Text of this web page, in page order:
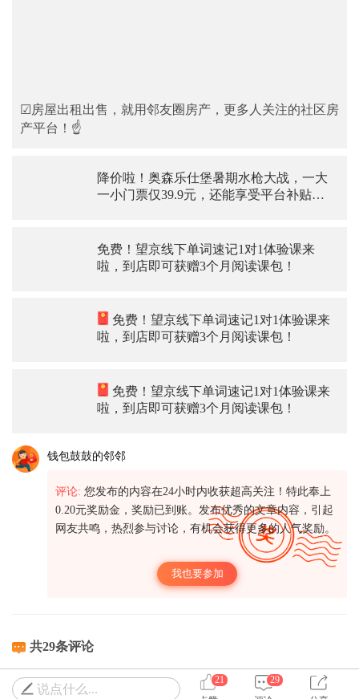
☑房屋出租出售，就用邻友圈房产，更多人关注的社区房
产平台！☝
降价啦！奥森乐仕堡暑期水枪大战，一大
一小门票仅39.9元，还能享受平台补贴，
免费！望京线下单词速记1对1体验课来
啦，到店即可获赠3个月阅读课包！
免费！望京线下单词速记1对1体验课来
啦，到店即可获赠3个月阅读课包！
免费！望京线下单词速记1对1体验课来
啦，到店即可获赠3个月阅读课包！
钱包鼓鼓的邻邻
评论: 您发布的内容在24小时内收获超高关注！特此奉上
0.20元奖励金，奖励已到账。发布优秀的文章内容，引起
网友共鸣，热烈参与讨论，有机会获得更多的人气奖励。
我也要参加
共29条评论
说点什么...
21
29